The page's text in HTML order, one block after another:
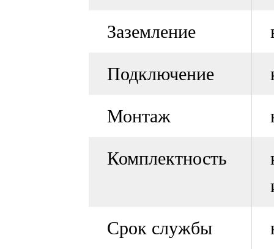
Заземление
Подключение
Монтаж
Комплектность
Срок службы